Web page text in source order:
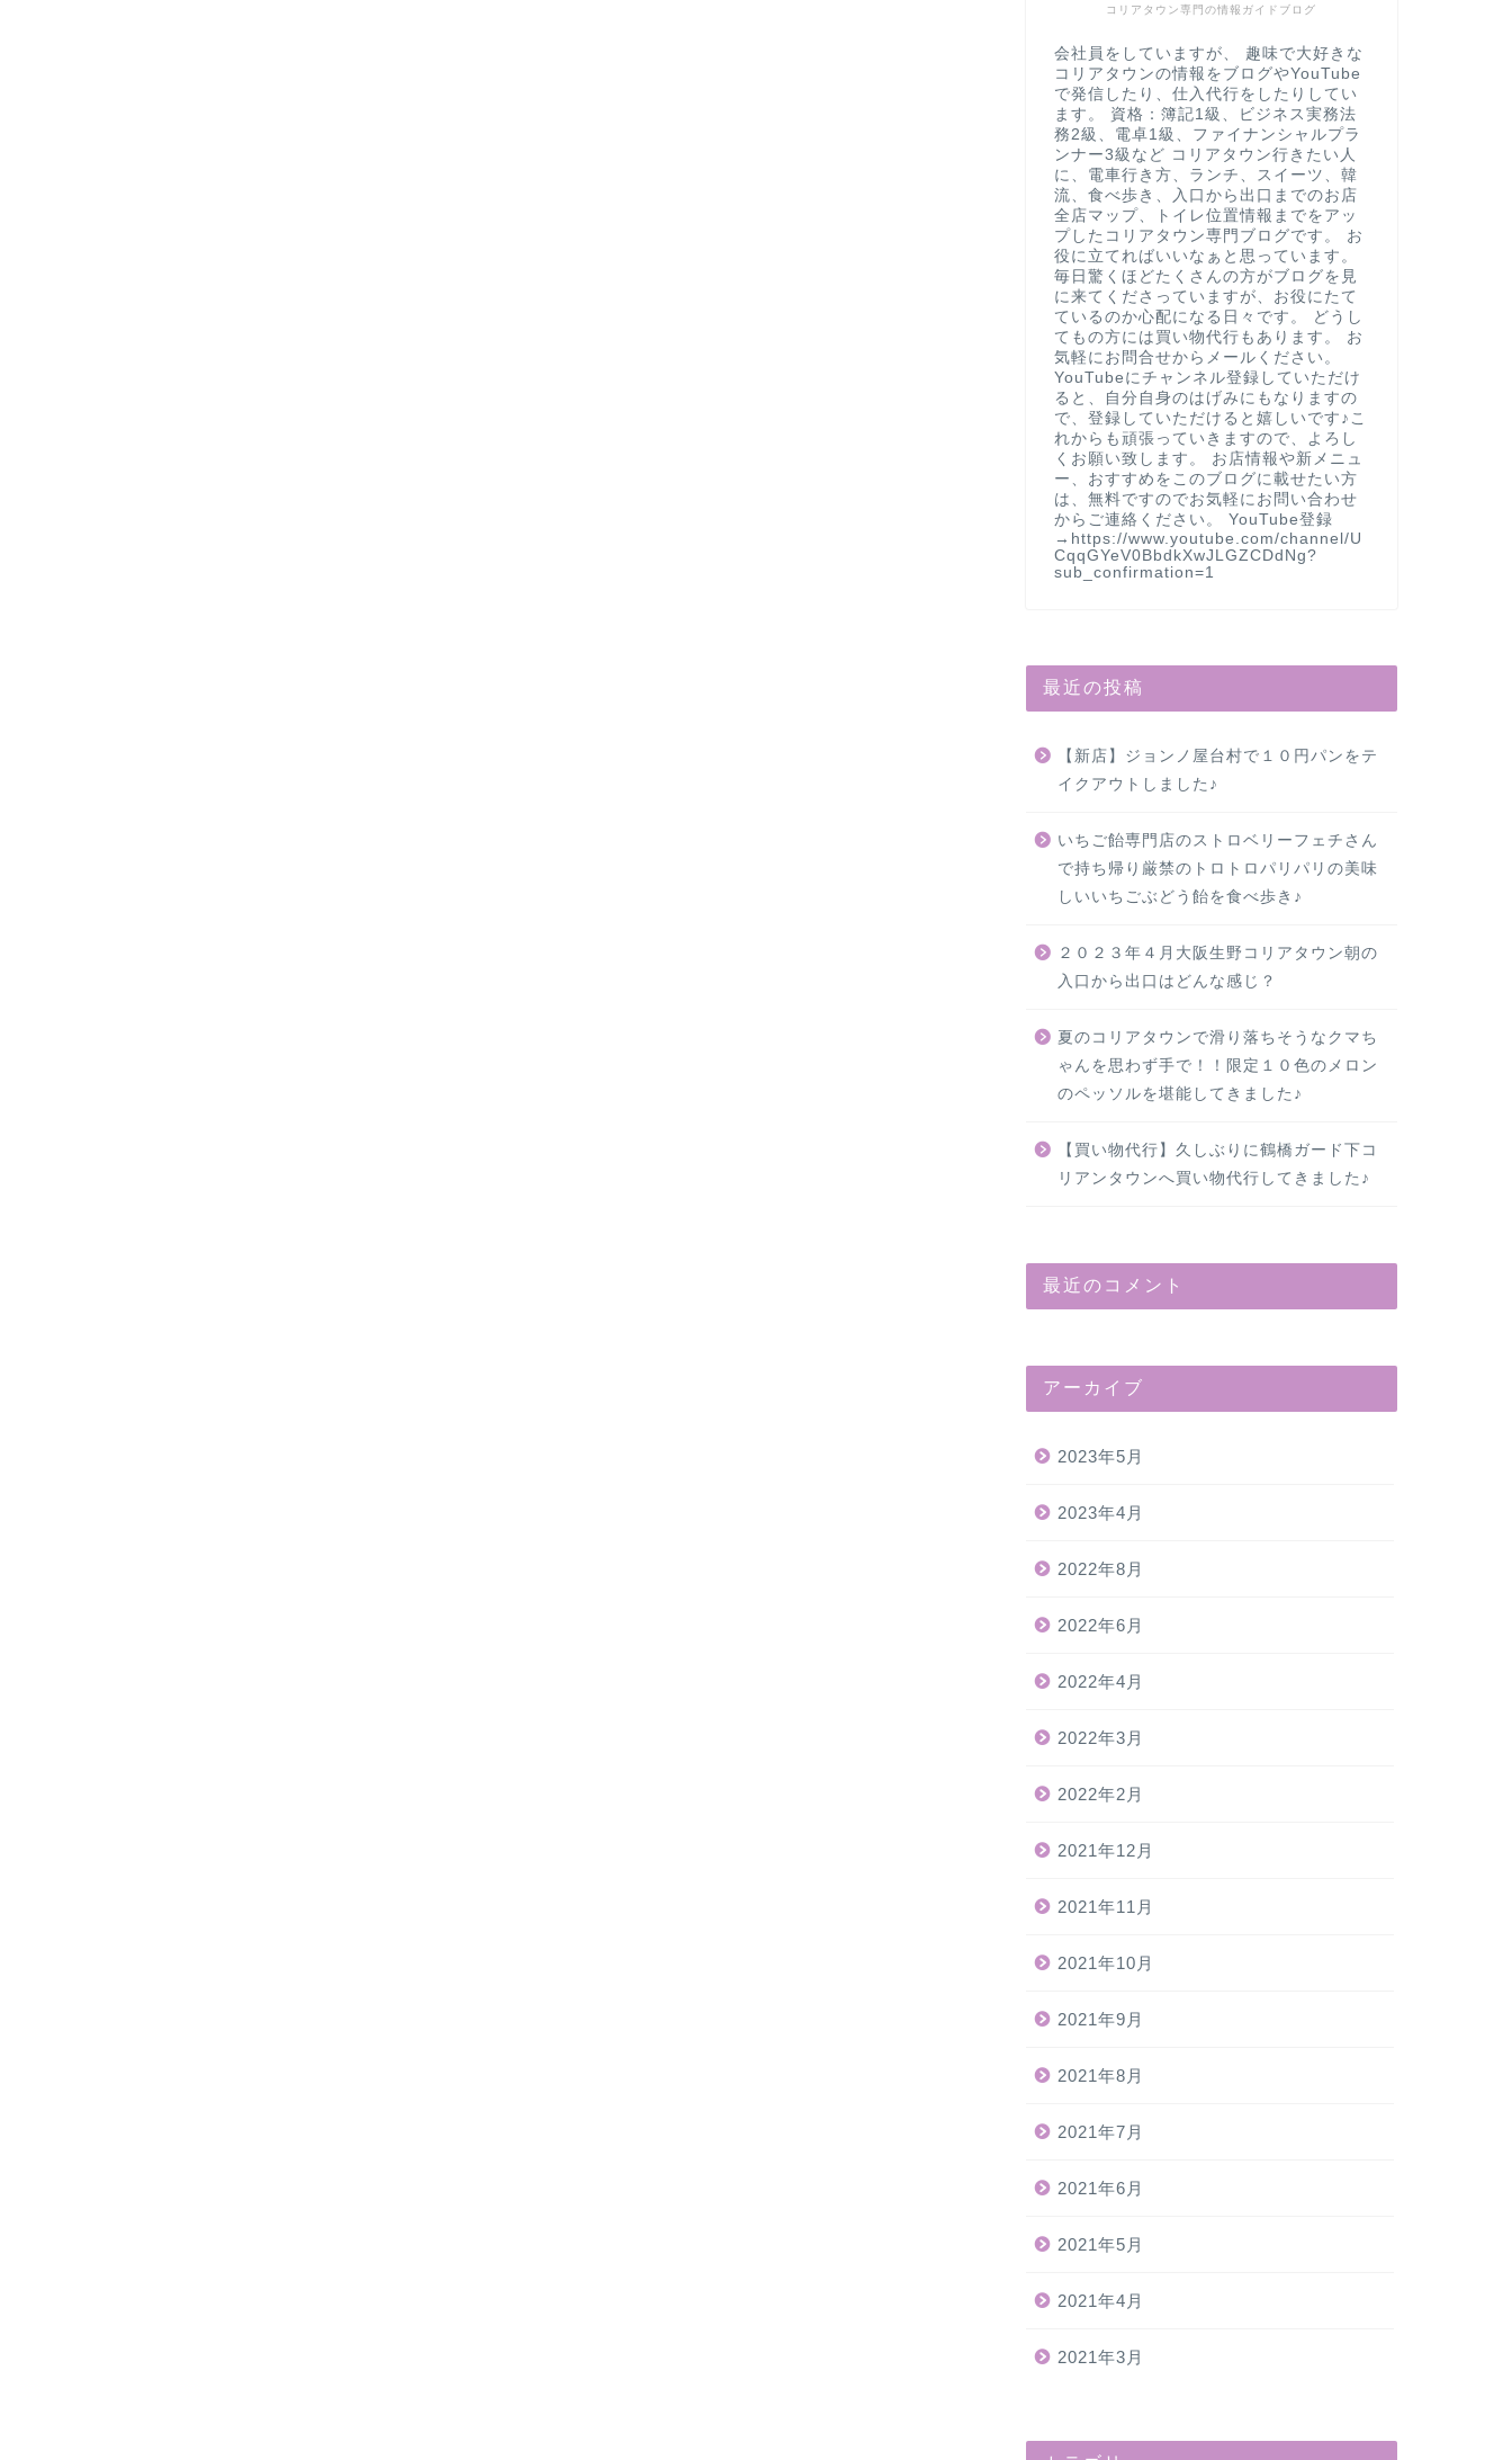
コリアタウン専門の情報ガイドブログ
会社員をしていますが、 趣味で大好きな
コリアタウンの情報をブログやYouTube
で発信したり、仕入代行をしたりしてい
ます。 資格：簿記1級、ビジネス実務法
務2級、電卓1級、ファイナンシャルプラ
ンナー3級など コリアタウン行きたい人
に、電車行き方、ランチ、スイーツ、韓
流、食べ歩き、入口から出口までのお店
全店マップ、トイレ位置情報までをアッ
プしたコリアタウン専門ブログです。 お
役に立てればいいなぁと思っています。
毎日驚くほどたくさんの方がブログを見
に来てくださっていますが、お役にたて
ているのか心配になる日々です。 どうし
てもの方には買い物代行もあります。 お
気軽にお問合せからメールください。
YouTubeにチャンネル登録していただけ
ると、自分自身のはげみにもなりますの
で、登録していただけると嬉しいです♪こ
れからも頑張っていきますので、よろし
くお願い致します。 お店情報や新メニュ
ー、おすすめをこのブログに載せたい方
は、無料ですのでお気軽にお問い合わせ
からご連絡ください。 YouTube登録
→https://www.youtube.com/channel/U
CqqGYeV0BbdkXwJLGZCDdNg?
sub_confirmation=1
最近の投稿
【新店】ジョンノ屋台村で１０円パンをテ
イクアウトしました♪
いちご飴専門店のストロベリーフェチさん
で持ち帰り厳禁のトロトロパリパリの美味
しいいちごぶどう飴を食べ歩き♪
２０２３年４月大阪生野コリアタウン朝の
入口から出口はどんな感じ？
夏のコリアタウンで滑り落ちそうなクマち
ゃんを思わず手で！！限定１０色のメロン
のペッソルを堪能してきました♪
【買い物代行】久しぶりに鶴橋ガード下コ
リアンタウンへ買い物代行してきました♪
最近のコメント
アーカイブ
2023年5月
2023年4月
2022年8月
2022年6月
2022年4月
2022年3月
2022年2月
2021年12月
2021年11月
2021年10月
2021年9月
2021年8月
2021年7月
2021年6月
2021年5月
2021年4月
2021年3月